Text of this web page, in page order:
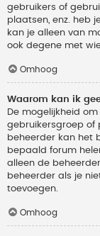
gebruikers of
plaatsen, enz. heb
kan je alleen van
ook degene met
Omhoog
Waarom kan ik
De mogelijkheid
gebruikersgroep of
beheerder kan het
bepaald forum
alleen de
beheerder als je
toevoegen.
Omhoog